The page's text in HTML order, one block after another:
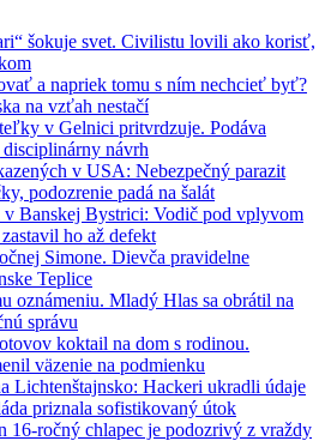
šokuje svet. Civilistu lovili ako korisť,
a napriek tomu s ním nechcieť byť?
na vzťah nestačí
v Gelnici pritvrdzuje. Podáva
disciplinárny návrh
v USA: Nebezpečný parazit
podozrenie padá na šalát
v Banskej Bystrici: Vodič pod vplyvom
ho až defekt
Simone. Dievča pravidelne
Teplice
oznámeniu. Mladý Hlas sa obrátil na
správu
koktail na dom s rodinou.
väzenie na podmienku
Lichtenštajnsko: Hackeri ukradli údaje
priznala sofistikovaný útok
16-ročný chlapec je podozrivý z vraždy